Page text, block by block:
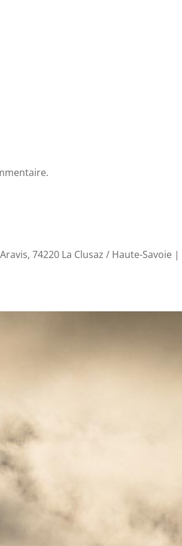
74220 La Clusaz / Haute-Savoie |